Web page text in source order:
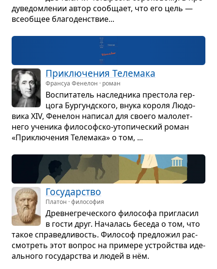
ду­ве­дом­ле­нии автор сооб­щает, что его цель —
все­об­щее бла­го­ден­ствие...
При­клю­че­ния Теле­мака
Франсуа Фенелон · роман
Вос­пи­та­тель наслед­ника пре­стола гер­
цога Бур­гунд­ского, внука короля Людо­
вика XIV, Фене­лон напи­сал для сво­его мало­лет­
него уче­ника фило­соф­ско-уто­пи­че­ский роман
«При­клю­че­ния Теле­мака» о том, ...
Госу­дар­ство
Платон · философия
Древ­не­гре­че­ского фило­софа при­гла­сил
в гости друг. Нача­лась беседа о том, что
такое спра­вед­ли­вость. Фило­соф пред­ло­жил рас­
смот­реть этот вопрос на при­мере устройства иде­
аль­ного госу­дар­ства и людей в нём.